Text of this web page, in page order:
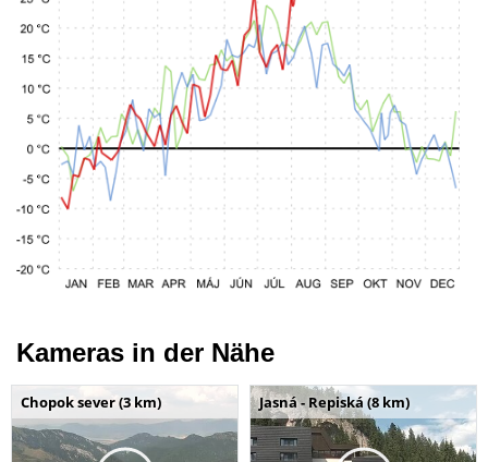
Kameras in der Nähe
Chopok sever (3 km) Jasná - Repiská (8 km)